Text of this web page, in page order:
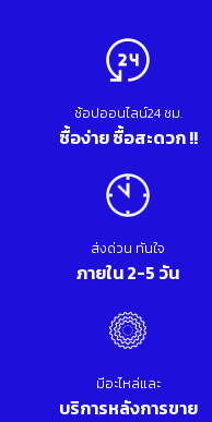
ช้อปออนไลน์24 ชม.
ซื้อง่าย ซื้อสะดวก !!
ส่งด่วน ทันใจ
ภายใน 2-5 วัน
มีอะไหล่และ
บริการหลังการขาย